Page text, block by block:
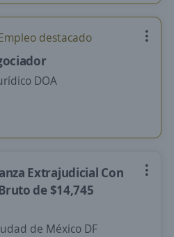
destacado
DOA
Extrajudicial Con
de $14,745
de México DF